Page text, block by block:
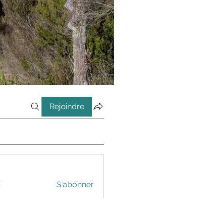
Rejoindre
S'abonner